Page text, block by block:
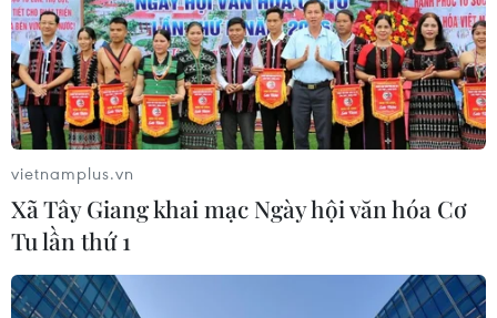
04/02/2023 04:21
Bộ Công Thương sẽ đẩy mạnh triển khai hiệu quả Chiến
lược phát triển thương mại trong nước giai đoạn đến
năm 2030, tầm nhìn đến năm 2045 và các chương trình,
vietnamplus.vn
Xã Tây Giang khai mạc Ngày hội văn hóa Cơ
Tu lần thứ 1